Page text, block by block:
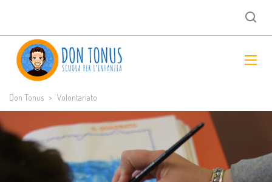
Don Tonus > Volontariato